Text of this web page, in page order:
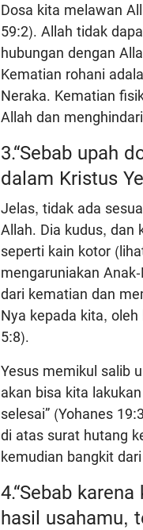
Dosa kita melawan
59:2). Allah tidak
hubungan dengan
Kematian rohani
Neraka. Kematian
Allah dan
3.“Sebab upah
dalam Kristus
Jelas, tidak ada
Allah. Dia kudus, dan
seperti kain kotor
mengaruniakan
dari kematian dan
Nya kepada kita,
5:8).
Yesus memikul salib
akan bisa kita
selesai” (Yohanes
di atas surat hutang
kemudian bangkit
4.“Sebab
hasil usahamu,